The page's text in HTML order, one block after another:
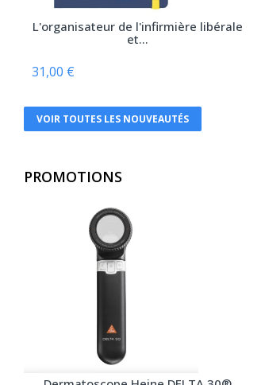
Berger Levrault
Biocare
Breal
Buchet-Chastel
L'organisateur de l'infirmière libérale
et...
31,00 €
VOIR TOUTES LES NOUVEAUTÉS
PROMOTIONS